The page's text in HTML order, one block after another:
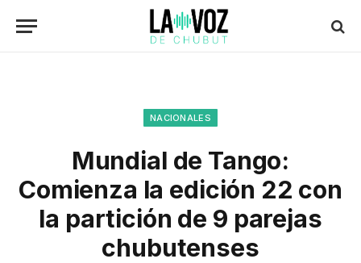
NACIONALES
Mundial de Tango:
Comienza la edición 22 con
la partición de 9 parejas
chubutenses